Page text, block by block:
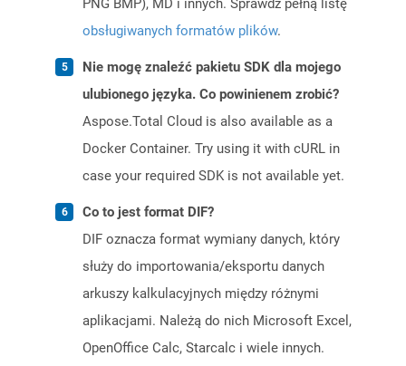
PNG BMP), MD i innych. Sprawdź pełną listę
obsługiwanych formatów plików.
Nie mogę znaleźć pakietu SDK dla mojego
ulubionego języka. Co powinienem zrobić?
Aspose.Total Cloud is also available as a
Docker Container. Try using it with cURL in
case your required SDK is not available yet.
Co to jest format DIF?
DIF oznacza format wymiany danych, który
służy do importowania/eksportu danych
arkuszy kalkulacyjnych między różnymi
aplikacjami. Należą do nich Microsoft Excel,
OpenOffice Calc, Starcalc i wiele innych.